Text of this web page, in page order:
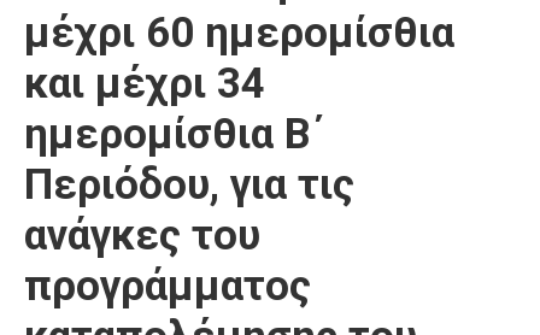
μέχρι 60 ημερομίσθια
και μέχρι 34
ημερομίσθια Β΄
Περιόδου, για τις
ανάγκες του
προγράμματος